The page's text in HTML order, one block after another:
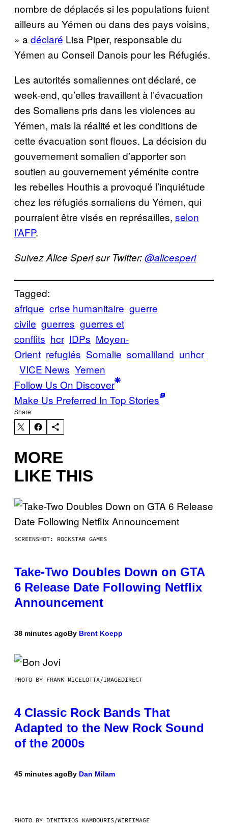
nombre de déplacés si les populations fuient
ailleurs au Yémen ou dans des pays voisins,
» a déclaré Lisa Piper, responsable du
Yémen au Conseil Danois pour les Réfugiés.
Les autorités somaliennes ont déclaré, ce
week-end, qu’elles travaillent à l’évacuation
des Somaliens pris dans les violences au
Yémen, mais la réalité et les conditions de
cette évacuation sont floues. La décision du
gouvernement somalien d’apporter son
soutien au gouvernement yéménite contre
les rebelles Houthis a provoqué l’inquiétude
chez les réfugiés somaliens du Yémen, qui
pourraient être visés en représailles, selon
l’AFP.
Suivez Alice Speri sur Twitter:@alicesperi
Tagged:
afrique crise humanitaire guerre
civile guerres guerres et
conflits hcr IDPs Moyen-
Orient refugiés Somalie somaliland unhcr
VICE News Yemen
Follow Us On Discover
Make Us Preferred In Top Stories
Share:
MORE
LIKE THIS
SCREENSHOT: ROCKSTAR GAMES
Take-Two Doubles Down on GTA
6 Release Date Following Netflix
Announcement
38 minutes agoBy Brent Koepp
PHOTO BY FRANK MICELOTTA/IMAGEDIRECT
4 Classic Rock Bands That
Adapted to the New Rock Sound
of the 2000s
45 minutes agoBy Dan Milam
PHOTO BY DIMITRIOS KAMBOURIS/WIREIMAGE